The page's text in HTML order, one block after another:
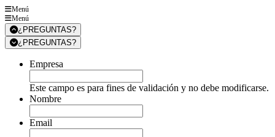
Menú
Menú
¿PREGUNTAS?
¿PREGUNTAS?
Empresa
Este campo es para fines de validación y no debe modificarse.
Nombre
Email